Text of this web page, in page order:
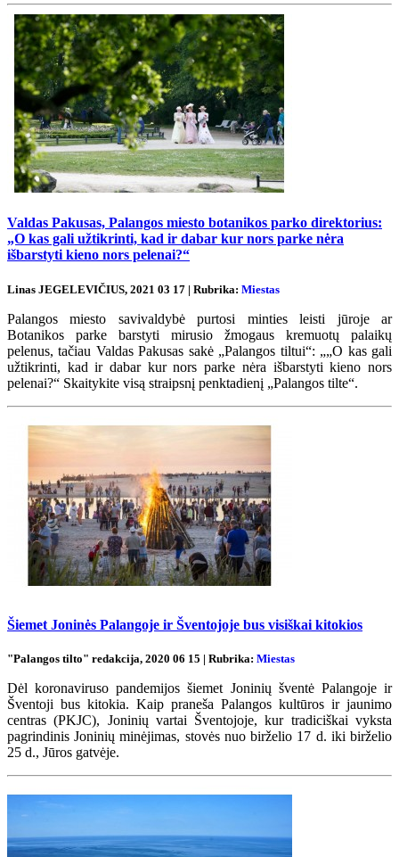
Valdas Pakusas, Palangos miesto botanikos parko direktorius:
„O kas gali užtikrinti, kad ir dabar kur nors parke nėra
išbarstyti kieno nors pelenai?“
Linas JEGELEVIČIUS, 2021 03 17 | Rubrika: Miestas
Palangos miesto savivaldybė purtosi minties leisti jūroje ar
Botanikos parke barstyti mirusio žmogaus kremuotų palaikų
pelenus, tačiau Valdas Pakusas sakė „Palangos tiltui“: „„O kas gali
užtikrinti, kad ir dabar kur nors parke nėra išbarstyti kieno nors
pelenai?“ Skaitykite visą straipsnį penktadienį „Palangos tilte“.
Šiemet Joninės Palangoje ir Šventojoje bus visiškai kitokios
"Palangos tilto" redakcija, 2020 06 15 | Rubrika: Miestas
Dėl koronaviruso pandemijos šiemet Joninių šventė Palangoje ir
Šventoji bus kitokia. Kaip praneša Palangos kultūros ir jaunimo
centras (PKJC), Joninių vartai Šventojoje, kur tradiciškai vyksta
pagrindinis Joninių minėjimas, stovės nuo birželio 17 d. iki birželio
25 d., Jūros gatvėje.